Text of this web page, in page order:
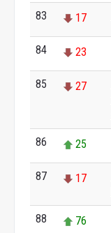
83 17
84 23
85 27
86 25
87 17
88 76